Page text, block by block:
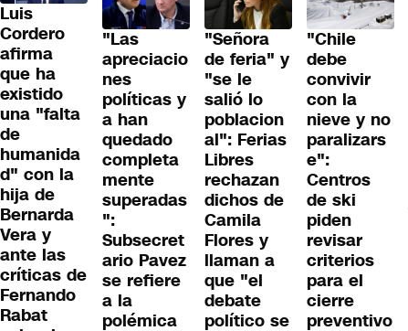
Luis
Cordero
afirma
que ha
existido
una "falta
de
humanida
d" con la
hija de
Bernarda
Vera y
ante las
críticas de
Fernando
Rabat
"Las
apreciacio
nes
políticas y
a han
quedado
completa
mente
superadas
":
Subsecret
ario Pavez
se refiere
a la
polémica
"Señora
de feria" y
"se le
salió lo
poblacion
al": Ferias
Libres
rechazan
dichos de
Camila
Flores y
llaman a
que "el
debate
político se
"Chile
debe
convivir
con la
nieve y no
paralizars
e":
Centros
de ski
piden
revisar
criterios
para el
cierre
preventivo